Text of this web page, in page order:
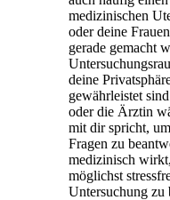
medizinischen
oder deine
gerade gemacht
deine
gewährleistet
oder die Ärztin
mit dir spricht,
Fragen zu
medizinisch
möglichst
Untersuchung zu